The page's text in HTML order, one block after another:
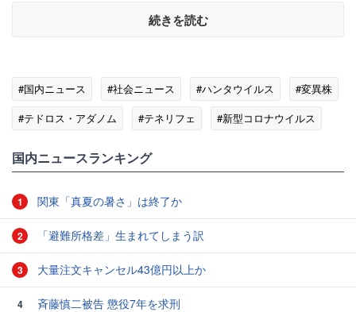
続きを読む
#国内ニュース #社会ニュース #ハンタウイルス
#変異株
#テドロス・アダノム
#テネリフェ #新型コロナウイルス
国内ニュースランキング
1 関東「真夏の暑さ」は終了か
2 「避難所格差」生まれてしまう訳
3 大量注文キャンセル43億円以上か
4 斉藤慎二被告 懲役7年を求刑